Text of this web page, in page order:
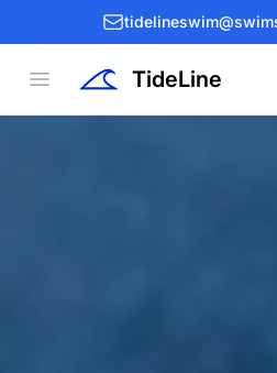
Open menu TideLine